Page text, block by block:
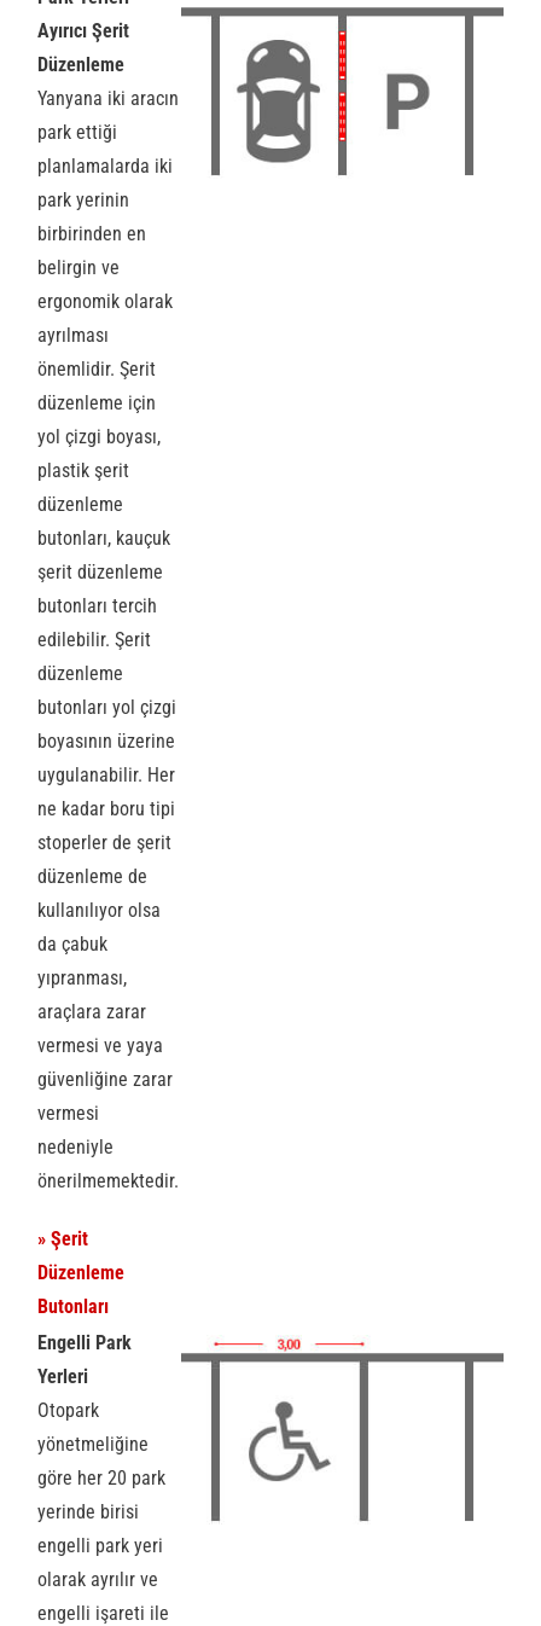
Ayırıcı Şerit
Düzenleme
Yanyana iki aracın
park ettiği
planlamalarda iki
park yerinin
birbirinden en
belirgin ve
ergonomik olarak
ayrılması
önemlidir. Şerit
düzenleme için
yol çizgi boyası,
plastik şerit
düzenleme
butonları, kauçuk
şerit düzenleme
butonları tercih
edilebilir. Şerit
düzenleme
butonları yol çizgi
boyasının üzerine
uygulanabilir. Her
ne kadar boru tipi
stoperler de şerit
düzenleme de
kullanılıyor olsa
da çabuk
yıpranması,
araçlara zarar
vermesi ve yaya
güvenliğine zarar
vermesi
nedeniyle
önerilmemektedir.
» Şerit
Düzenleme
Butonları
Engelli Park
Yerleri
Otopark
yönetmeliğine
göre her 20 park
yerinde birisi
engelli park yeri
olarak ayrılır ve
engelli işareti ile